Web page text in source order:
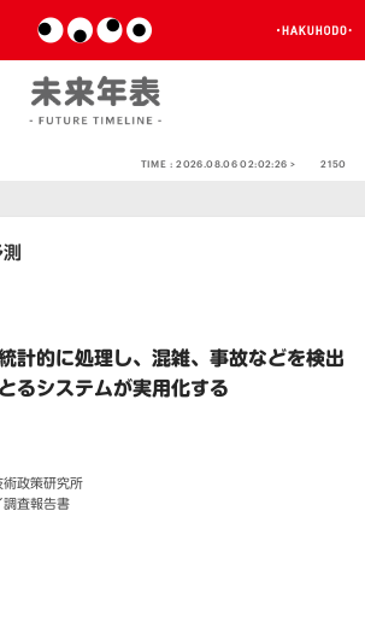
TIME :2026.08.06 02:02:26 > 2150
計的に処理し、混雑、事故などを検出
るシステムが実用化する
術政策研究所
査報告書